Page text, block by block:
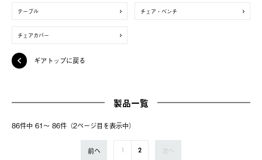
テーブル チェア・ベンチ
チェアカバー
ギアトップに戻る
製品一覧
86件中 61〜 86件（2ページ⽬を表⽰中）
前へ 2 次へ